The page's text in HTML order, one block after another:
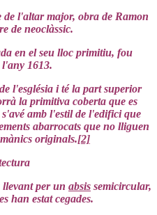
l'altar major, obra de Ramon
de neoclàssic.
en el seu lloc primitiu, fou
1613.
l'església i té la part superior
la primitiva coberta que es
amb l'estil de l'edifici que
abarrocats que no lliguen
originals.[2]
llevant per un absis semicircular,
han estat cegades.